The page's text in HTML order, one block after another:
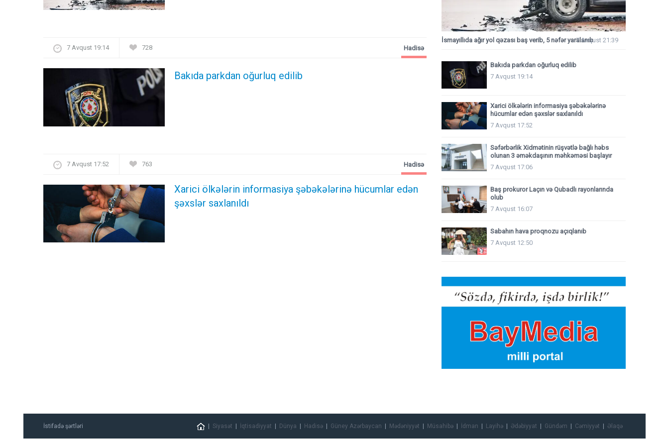
7 Avqust 19:14 728
Bakıda parkdan oğurluq edilib
Hadisə
7 Avqust 17:52 763
Xarici ölkələrin informasiya şəbəkələrinə hücumlar edən
şəxslər saxlanıldı
Hadisə
İsmayıllıda ağır yol qəzası baş verib, 5 nəfər yaralanıb7 Avqust 21:39
Bakıda parkdan oğurluq edilib
7 Avqust 19:14
Xarici ölkələrin informasiya şəbəkələrinə
hücumlar edən şəxslər saxlanıldı
7 Avqust 17:52
Səfərbərlik Xidmətinin rüşvətlə bağlı həbs
olunan 3 əməkdaşının məhkəməsi başlayır
7 Avqust 17:06
Baş prokuror Laçın və Qubadlı rayonlarında
olub
7 Avqust 16:07
Sabahın hava proqnozu açıqlanıb
7 Avqust 12:50
Siyasət İqtisadiyyat Dünya Hadisə Güney Azərbaycan Mədəniyyət Müsahibə İdman Layihə Ədəbiyyat Gündəm Cəmiyyət Əlaqə
İstifadə şərtləri